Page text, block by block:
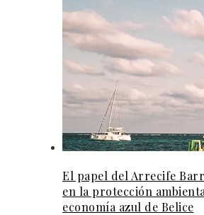
El papel del Arrecife
en la protección
economía azul de Belice